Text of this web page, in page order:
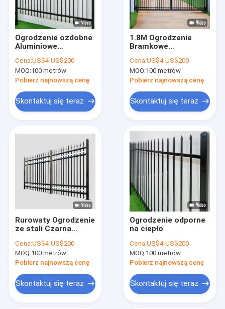
O nas
Wycieczka po fabryce
Aktualności
Poproś o wycenę
Ogrodzenie z metalowej siatki drucianej
Metalowy tymczasowy ogrodzenie
Ogrodzenie z rur stalowych
Siatka druciana ze stali nierdzewnej
ogrodzenie gospodarstwa bydła
Ogrodzenie ozdobne
Aluminiowe
stalowe Ogrodzenie
1,5 m
Cena:US$4-US$200
MOQ:100 metrów
Pobierz najnowszą cenę
Skontaktuj się teraz
1.8M Ogrodzenie
Bramkowe
Tubulowe
Ogrodzenie stalowe
Ogrodzenie odporne
Ogrodzenie domowe
Cena:US$4-US$200
MOQ:100 metrów
Pobierz najnowszą cenę
Skontaktuj się teraz
Rurowaty Ogrodzenie
ze stali Czarna
ze stali 1,5 m
Palisade zewnętrzny
Cena:US$4-US$200
MOQ:100 metrów
Pobierz najnowszą cenę
Skontaktuj się teraz
Ogrodzenie odporne
na ciepło
Cena:US$4-US$200
MOQ:100 metrów
Pobierz najnowszą cenę
Skontaktuj się teraz